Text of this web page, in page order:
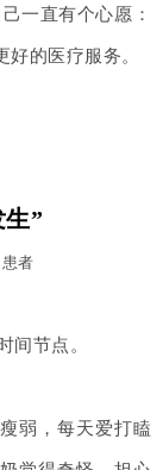
一直有个心愿：
的医疗服务。
”
者
间节点。
弱，每天爱打瞌